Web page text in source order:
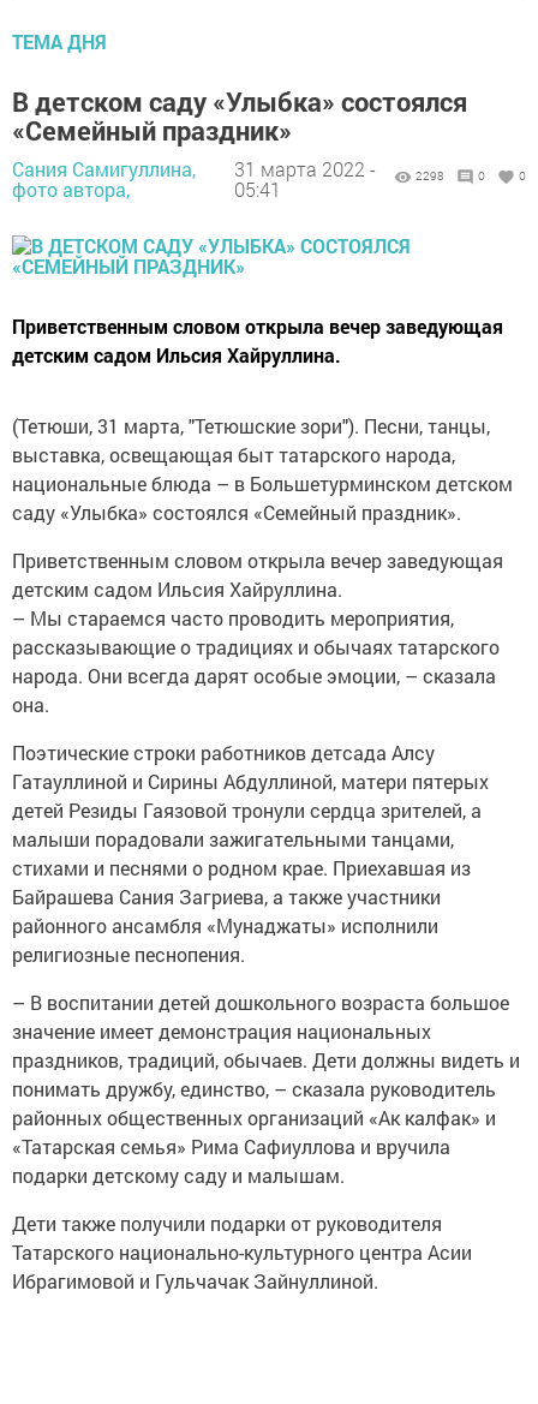
ТЕМА ДНЯ
В детском саду «Улыбка» состоялся
«Семейный праздник»
Сания Самигуллина,
фото автора,
31 марта 2022 -
05:41
2298 0 0
Приветственным словом открыла вечер заведующая
детским садом Ильсия Хайруллина.
(Тетюши, 31 марта, "Тетюшские зори"). Песни, танцы,
выставка, освещающая быт татарского народа,
национальные блюда – в Большетурминском детском
саду «Улыбка» состоялся «Семейный праздник».
Приветственным словом открыла вечер заведующая
детским садом Ильсия Хайруллина.
– Мы стараемся часто проводить мероприятия,
рассказывающие о традициях и обычаях татарского
народа. Они всегда дарят особые эмоции, – сказала
она.
Поэтические строки работников детсада Алсу
Гатауллиной и Сирины Абдуллиной, матери пятерых
детей Резиды Гаязовой тронули сердца зрителей, а
малыши порадовали зажигательными танцами,
стихами и песнями о родном крае. Приехавшая из
Байрашева Сания Загриева, а также участники
районного ансамбля «Мунаджаты» исполнили
религиозные песнопения.
– В воспитании детей дошкольного возраста большое
значение имеет демонстрация национальных
праздников, традиций, обычаев. Дети должны видеть и
понимать дружбу, единство, – сказала руководитель
районных общественных организаций «Ак калфак» и
«Татарская семья» Рима Сафиуллова и вручила
подарки детскому саду и малышам.
Дети также получили подарки от руководителя
Татарского национально-культурного центра Асии
Ибрагимовой и Гульчачак Зайнуллиной.